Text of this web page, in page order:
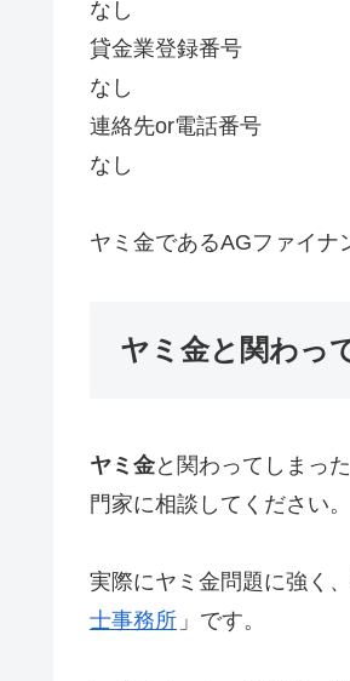
なし
貸金業登録番号
なし
連絡先or電話番号
なし
ヤミ金であるAGファイナ
ヤミ金と関わっ
ヤミ金と関わってしまっ
門家に相談してください。
実際にヤミ金問題に強く
士事務所 」です。